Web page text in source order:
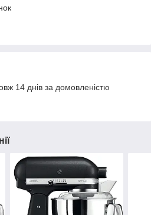
14 днів за домовленістю